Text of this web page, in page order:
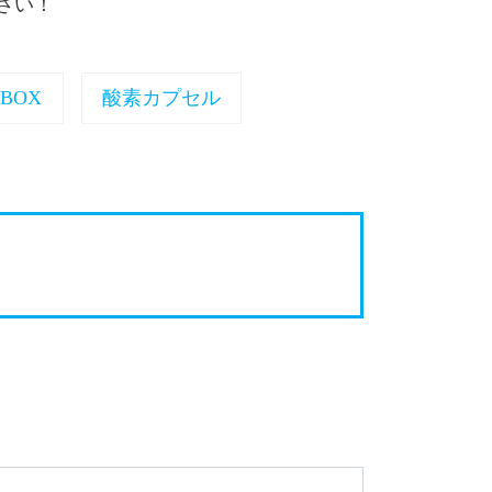
酸素カプセル